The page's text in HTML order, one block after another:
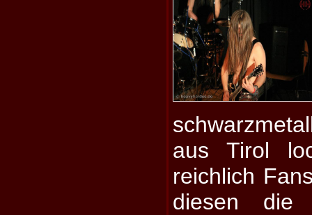
aus Tirol
reichlich
diesen die